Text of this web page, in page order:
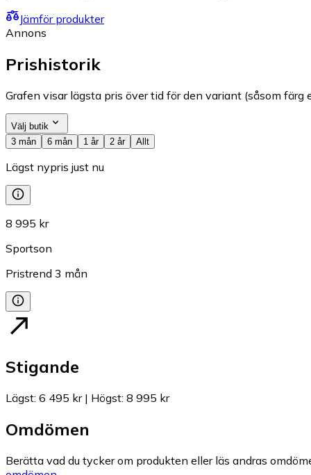
Jämför produkter
Annons
Prishistorik
Grafen visar lägsta pris över tid för den variant (såsom
Välj butik
3 mån
6 mån 1 år 2 år Allt
Lägst nypris just nu
8 995 kr
Sportson
Pristrend 3 mån
Stigande
Lägst: 6 495 kr| Högst: 8 995 kr
Omdömen
Berätta vad du tycker om produkten eller läs andras